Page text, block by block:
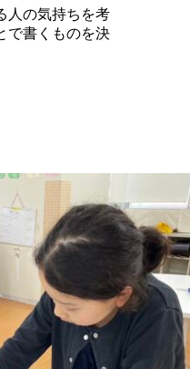
人の気持ちを考
で書くものを決